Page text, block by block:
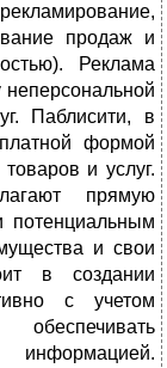
продаж и
Реклама
Паблисити, в
формой
и услуг.
прямую
и свои
в создании
с учетом
информацией.